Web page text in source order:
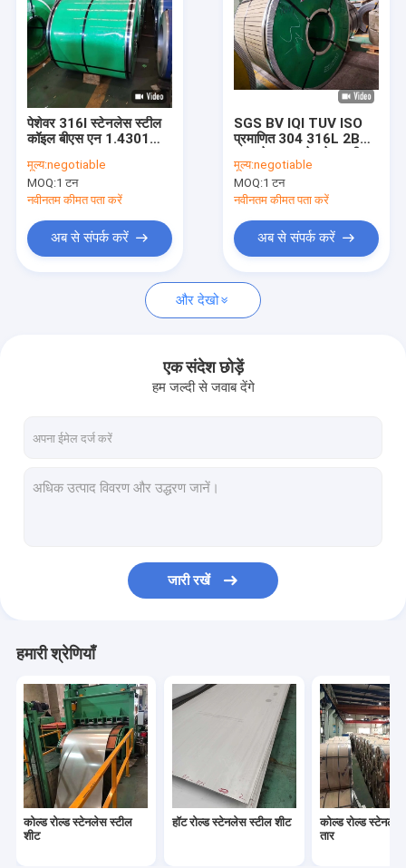
break
हमारे बारे में
हमसे संपर्क करें
कोल्ड रोल्ड स्टेनलेस स्टील शीट
हॉट रोल्ड स्टेनलेस स्टील शीट
कोल्ड रोल्ड स्टेनलेस स्टील का तार
वेल्डेड स्टेनलेस स्टील पाइप
निकल मिश्र धातु इस्पात
निर्बाध स्टेनलेस स्टील पाइप
स्टेनलेस स्टील पट्टी
स्टेनलेस स्टील कोण बार
स्टेनलेस स्टील चैनल बार
पेशेवर 316l स्टेनलेस स्टील
कॉइल बीएस एन 1.4301
1200x1mm
मूल्य:negotiable
MOQ:1 टन
नवीनतम कीमत पता करें
अब से संपर्क करें
SGS BV IQI TUV ISO
प्रमाणित 304 316L 2B
के कोल्ड रोल
मूल्य:negotiable
MOQ:1 टन
नवीनतम कीमत पता करें
अब से संपर्क करें
और देखो
एक संदेश छोड़ें
हम जल्दी से जवाब देंगे
जारी रखें
हमारी श्रेणियाँ
कोल्ड रोल्ड स्टेनलेस स्टील
शीट
हॉट रोल्ड स्टेनलेस स्टील शीट
कोल्ड रोल्ड स्टेनलेस
तार